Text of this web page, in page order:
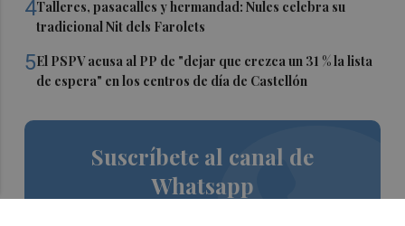
4Talleres, pasacalles y hermandad: Nules celebra su
tradicional Nit dels Farolets
5El PSPV acusa al PP de "dejar que crezca un 31 % la lista
de espera" en los centros de día de Castellón
Suscríbete al canal de
Whatsapp